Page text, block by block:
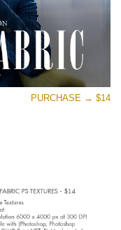
Entire Collection
Large 6000*4000px
PURCHASE → $14